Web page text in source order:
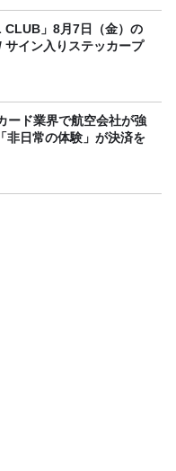
CLUB」8月7日（金）の
サイン入りステッカープ
ード業界で航空会社が強
非日常の体験」が決済を